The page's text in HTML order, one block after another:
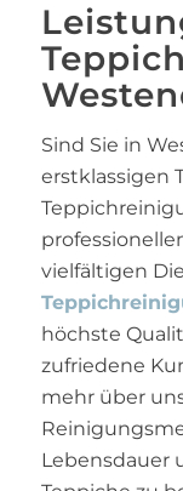
Sind Sie in
erstklassigen
vielfältigen
höchste
zufriedene
mehr über
Lebensdauer